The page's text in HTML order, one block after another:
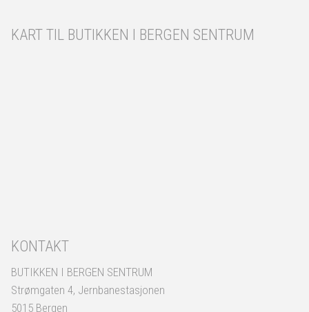
KART TIL BUTIKKEN I BERGEN SENTRUM
KONTAKT
BUTIKKEN I BERGEN SENTRUM
Strømgaten 4, Jernbanestasjonen
5015 Bergen